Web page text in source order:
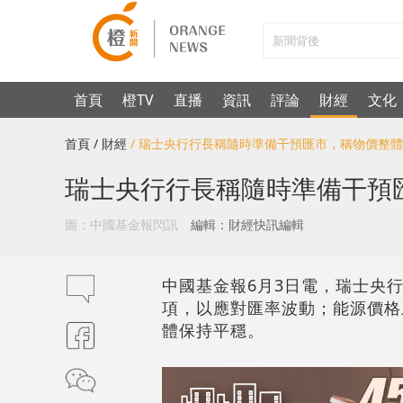
首頁 橙TV 直播 資訊 評論 財經 文化
首頁 / 財經 / 瑞士央行行長稱隨時準備干預匯市，稱物價整
瑞士央行行長稱隨時準備干
圖：中國基金報閃訊 編輯：財經快訊編輯
中國基金報6月3日電，瑞士央
項，以應對匯率波動；能源價
體保持平穩。